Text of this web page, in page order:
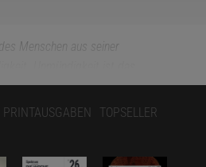
Menschen aus seiner
ohne Leitung eines anderen zu
ist Aufklärung? (1784)
sich die Menge an Daten,
PRINTAUSGABEN TOPSELLER